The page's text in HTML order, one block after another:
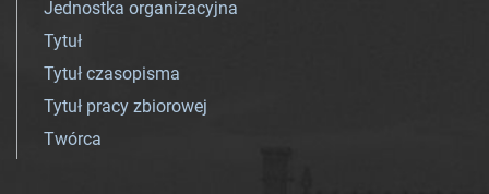
Jednostka organizacyjna
Tytuł
Tytuł czasopisma
Tytuł pracy zbiorowej
Twórca